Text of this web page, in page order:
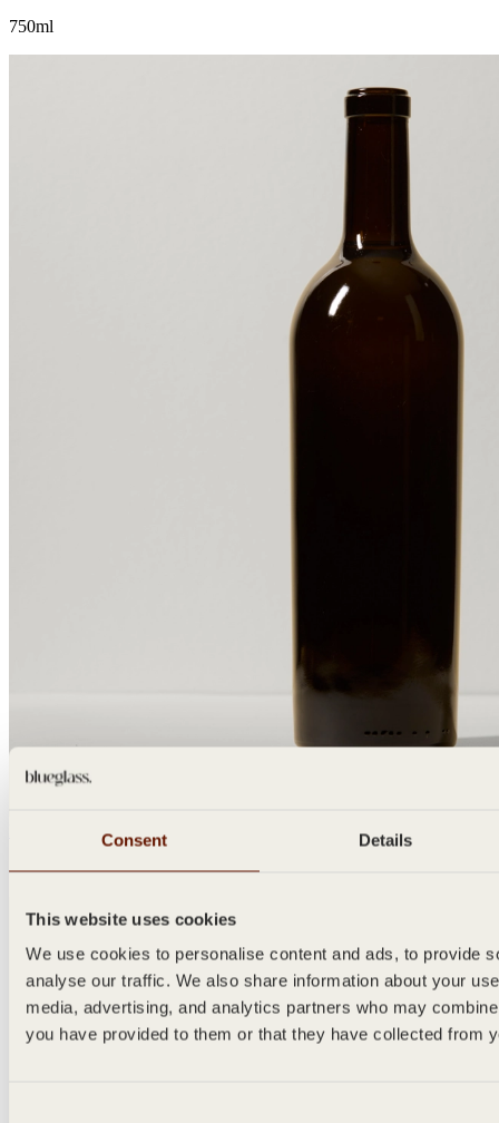
Consent Details
This website uses cookies
We use cookies to personalise content and ads, to provide
analyse our traffic. We also share information about your
media, advertising, and analytics partners who may
you have provided to them or that they have collected from
750ml
BORDEAUX DOGE
750ml